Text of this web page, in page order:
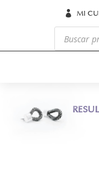
 MI
Búsqueda
productos